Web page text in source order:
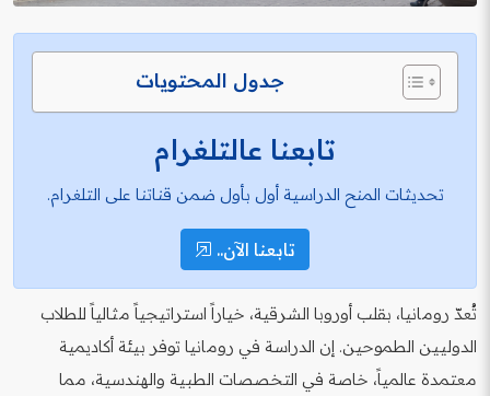
جدول المحتويات
تابعنا عالتلغرام
تحديثات المنح الدراسية أول بأول ضمن قناتنا على التلغرام.
تابعنا الآن..
تُعدّ رومانيا، بقلب أوروبا الشرقية، خياراً استراتيجياً مثالياً للطلاب
الدوليين الطموحين. إن الدراسة في رومانيا توفر بيئة أكاديمية
معتمدة عالمياً، خاصة في التخصصات الطبية والهندسية، مما